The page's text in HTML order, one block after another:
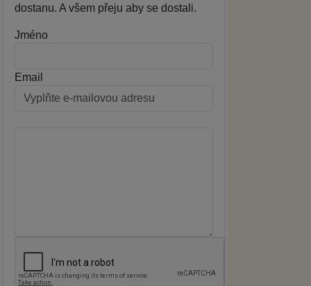
dostanu. A všem přeju aby se dostali.
Jméno
Email